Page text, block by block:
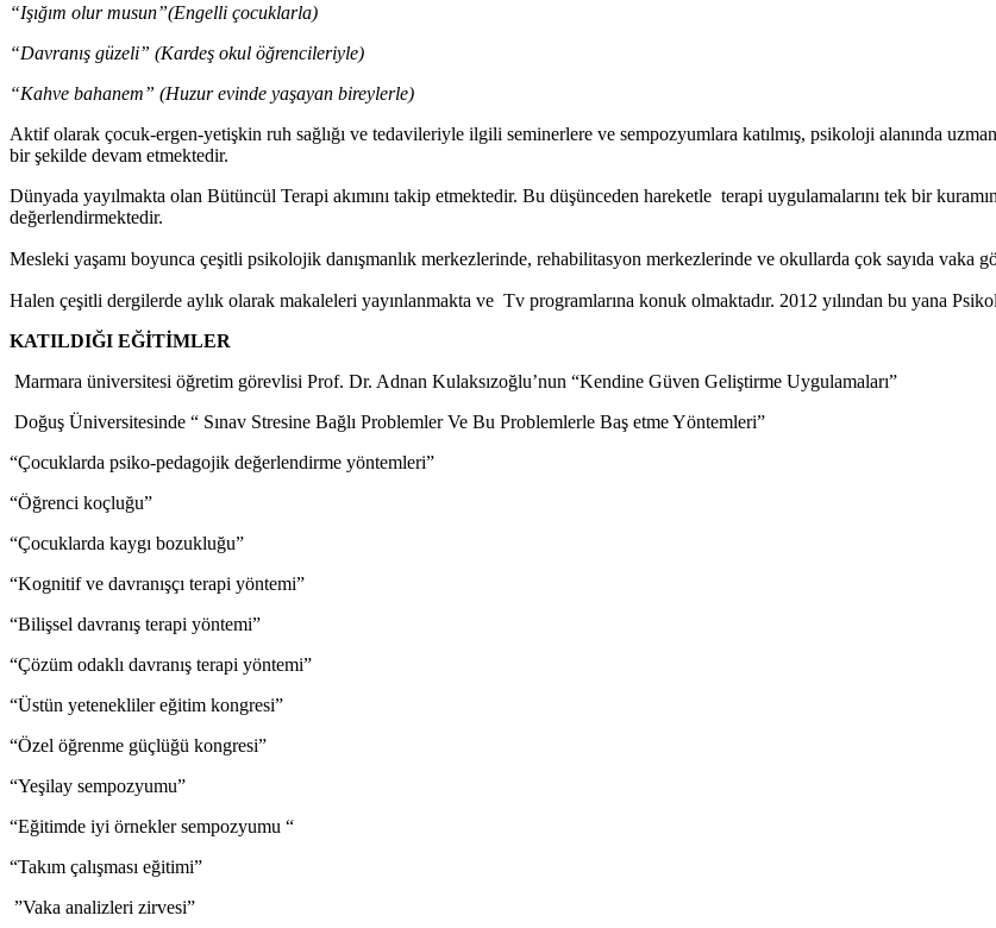
“Işığım olur musun”(Engelli çocuklarla)
“Davranış güzeli” (Kardeş okul öğrencileriyle)
“Kahve bahanem” (Huzur evinde yaşayan bireylerle)
Aktif olarak çocuk-ergen-yetişkin ruh sağlığı ve tedavileriyle ilgili seminerlere ve sempozyumlara katılmış, psikoloji alanında
bir şekilde devam etmektedir.
Dünyada yayılmakta olan Bütüncül Terapi akımını takip etmektedir. Bu düşünceden hareketle terapi uygulamalarını tek bir
değerlendirmektedir.
Mesleki yaşamı boyunca çeşitli psikolojik danışmanlık merkezlerinde, rehabilitasyon merkezlerinde ve okullarda çok sayıda vaka
Halen çeşitli dergilerde aylık olarak makaleleri yayınlanmakta ve Tv programlarına konuk olmaktadır. 2012 yılından bu yana
KATILDIĞI EĞİTİMLER
Marmara üniversitesi öğretim görevlisi Prof. Dr. Adnan Kulaksızoğlu’nun “Kendine Güven Geliştirme Uygulamaları”
Doğuş Üniversitesinde “ Sınav Stresine Bağlı Problemler Ve Bu Problemlerle Baş etme Yöntemleri”
“Çocuklarda psiko-pedagojik değerlendirme yöntemleri”
“Öğrenci koçluğu”
“Çocuklarda kaygı bozukluğu”
“Kognitif ve davranışçı terapi yöntemi”
“Bilişsel davranış terapi yöntemi”
“Çözüm odaklı davranış terapi yöntemi”
“Üstün yetenekliler eğitim kongresi”
“Özel öğrenme güçlüğü kongresi”
“Yeşilay sempozyumu”
“Eğitimde iyi örnekler sempozyumu “
“Takım çalışması eğitimi”
”Vaka analizleri zirvesi”